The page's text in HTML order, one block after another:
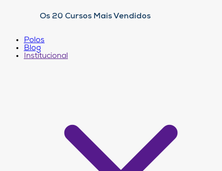
Os 20 Cursos Mais Vendidos
Polos
Blog
Institucional